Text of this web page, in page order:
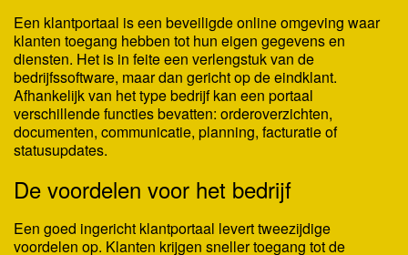
Een klantportaal is een beveiligde online omgeving waar
klanten toegang hebben tot hun eigen gegevens en
diensten. Het is in feite een verlengstuk van de
bedrijfssoftware, maar dan gericht op de eindklant.
Afhankelijk van het type bedrijf kan een portaal
verschillende functies bevatten: orderoverzichten,
documenten, communicatie, planning, facturatie of
statusupdates.
De voordelen voor het bedrijf
Een goed ingericht klantportaal levert tweezijdige
voordelen op. Klanten krijgen sneller toegang tot de